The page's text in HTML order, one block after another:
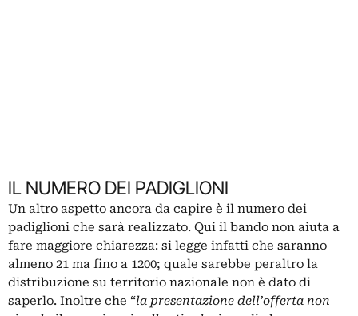
IL NUMERO DEI PADIGLIONI
Un altro aspetto ancora da capire è il numero dei
padiglioni che sarà realizzato. Qui il bando non aiuta a
fare maggiore chiarezza: si legge infatti che saranno
almeno 21 ma fino a 1200; quale sarebbe peraltro la
distribuzione su territorio nazionale non è dato di
saperlo. Inoltre che “la presentazione dell’offerta non